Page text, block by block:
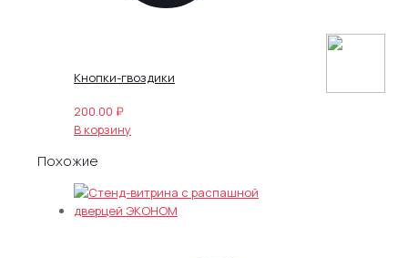
Кнопки-гвоздики
200.00 ₽
В корзину
Похожие